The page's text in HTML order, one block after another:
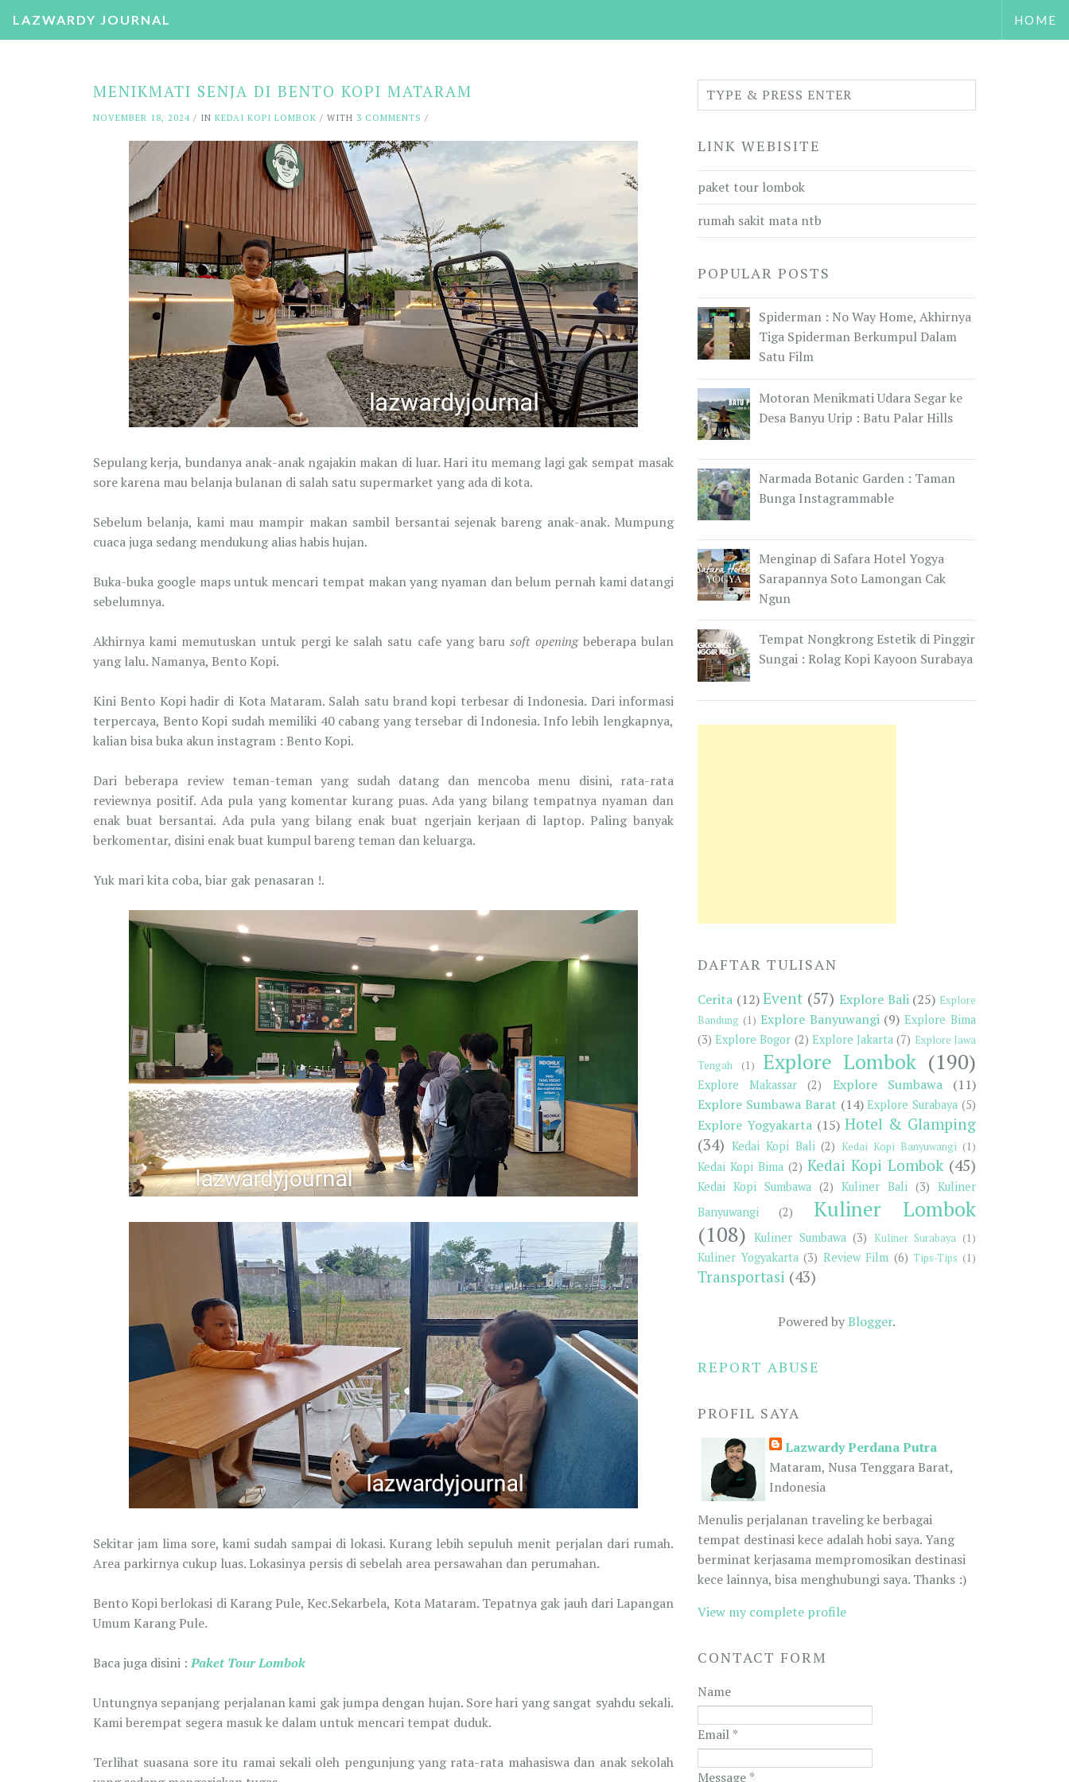
LAZWARDY JOURNAL HOME
MENIKMATI SENJA DI BENTO KOPI MATARAM
NOVEMBER 18, 2024 / IN KEDAI KOPI LOMBOK / WITH 3 COMMENTS /
Sepulang kerja, bundanya anak-anak ngajakin makan di luar. Hari itu memang lagi gak sempat masak
sore karena mau belanja bulanan di salah satu supermarket yang ada di kota.
Sebelum belanja, kami mau mampir makan sambil bersantai sejenak bareng anak-anak. Mumpung
cuaca juga sedang mendukung alias habis hujan.
Buka-buka google maps untuk mencari tempat makan yang nyaman dan belum pernah kami datangi
sebelumnya.
Akhirnya kami memutuskan untuk pergi ke salah satu cafe yang barusoft openingbeberapa bulan
yang lalu. Namanya, Bento Kopi.
Kini Bento Kopi hadir di Kota Mataram. Salah satu brand kopi terbesar di Indonesia. Dari informasi
terpercaya, Bento Kopi sudah memiliki 40 cabang yang tersebar di Indonesia. Info lebih lengkapnya,
kalian bisa buka akun instagram : Bento Kopi.
Dari beberapa review teman-teman yang sudah datang dan mencoba menu disini, rata-rata
reviewnya positif. Ada pula yang komentar kurang puas. Ada yang bilang tempatnya nyaman dan
enak buat bersantai. Ada pula yang bilang enak buat ngerjain kerjaan di laptop. Paling banyak
berkomentar, disini enak buat kumpul bareng teman dan keluarga.
Yuk mari kita coba, biar gak penasaran !.
Sekitar jam lima sore, kami sudah sampai di lokasi. Kurang lebih sepuluh menit perjalan dari rumah.
Area parkirnya cukup luas. Lokasinya persis di sebelah area persawahan dan perumahan.
Bento Kopi berlokasi di Karang Pule, Kec.Sekarbela, Kota Mataram. Tepatnya gak jauh dari Lapangan
Umum Karang Pule.
Baca juga disini :Paket Tour Lombok
Untungnya sepanjang perjalanan kami gak jumpa dengan hujan. Sore hari yang sangat syahdu sekali.
Kami berempat segera masuk ke dalam untuk mencari tempat duduk.
Terlihat suasana sore itu ramai sekali oleh pengunjung yang rata-rata mahasiswa dan anak sekolah
LINK WEBISITE
paket tour lombok
rumah sakit mata ntb
POPULAR POSTS
Spiderman : No Way Home, Akhirnya
Tiga Spiderman Berkumpul Dalam
Satu Film
Motoran Menikmati Udara Segar ke
Desa Banyu Urip : Batu Palar Hills
Narmada Botanic Garden : Taman
Bunga Instagrammable
Menginap di Safara Hotel Yogya
Sarapannya Soto Lamongan Cak
Ngun
Tempat Nongkrong Estetik di Pinggir
Sungai : Rolag Kopi Kayoon Surabaya
DAFTAR TULISAN
Cerita (12) Event (57) Explore Bali (25) Explore
Bandung (1) Explore Banyuwangi (9) Explore Bima
(3) Explore Bogor (2) Explore Jakarta (7) Explore Jawa
Tengah
(1) Explore Lombok (190)
Explore Makassar (2) Explore Sumbawa
(11)
Explore Sumbawa Barat (14) Explore Surabaya (5)
Explore Yogyakarta (15) Hotel & Glamping
(34) Kedai Kopi Bali (2) Kedai Kopi Banyuwangi (1)
Kedai Kopi Bima (2) Kedai Kopi Lombok (45)
Kedai Kopi Sumbawa (2) Kuliner Bali (3) Kuliner
Banyuwangi
(2)
Kuliner Lombok
(108)
Kuliner Sumbawa (3) Kuliner Surabaya (1)
Kuliner Yogyakarta (3) Review Film (6) Tips-Tips (1)
Transportasi (43)
Powered byBlogger.
REPORT ABUSE
PROFIL SAYA
Lazwardy Perdana Putra
Mataram, Nusa Tenggara Barat,
Indonesia
Menulis perjalanan traveling ke berbagai
tempat destinasi kece adalah hobi saya. Yang
berminat kerjasama mempromosikan destinasi
kece lainnya, bisa menghubungi saya. Thanks :)
View my complete profile
CONTACT FORM
Name
Email *
Message *